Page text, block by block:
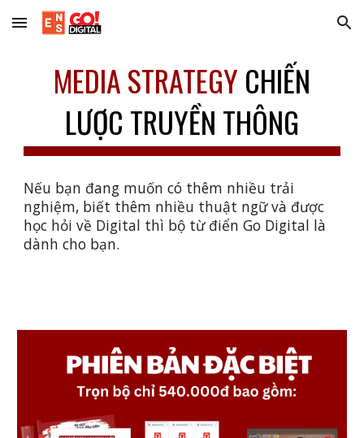
Skip to main content Skip to navigation
MEDIA STRATEGY CHIẾN
LƯỢC TRUYỀN THÔNG
Nếu bạn đang muốn có thêm nhiều trải
nghiệm, biết thêm nhiều thuật ngữ và được
học hỏi về Digital thì bộ từ điển Go Digital là
dành cho bạn.